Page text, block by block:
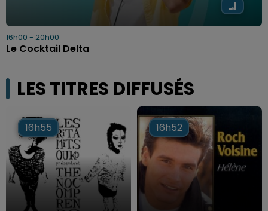
16h00 - 20h00
Le Cocktail Delta
LES TITRES DIFFUSÉS
16h55
16h55 16h52
16h52